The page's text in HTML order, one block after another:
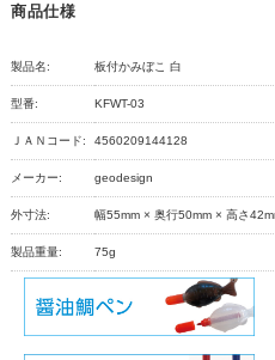
商品仕様
製品名: 板付かみぼこ 白
型番: KFWT-03
ＪＡＮコード: 4560209144128
メーカー: geodesign
外寸法: 幅55mm × 奥行50mm × 高さ
製品重量: 75g